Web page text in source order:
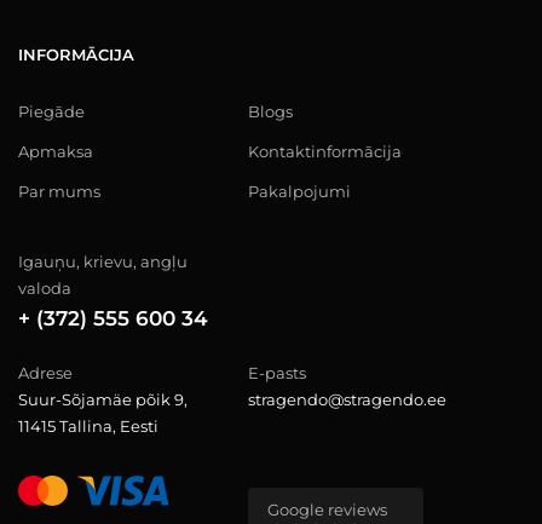
INFORMĀCIJA
Piegāde
Apmaksa
Par mums
Blogs
Kontaktinformācija
Pakalpojumi
Igauņu, krievu, angļu
valoda
+ (372) 555 600 34
Adrese
Suur-Sõjamäe põik 9,
11415 Tallina, Eesti
E-pasts
stragendo@stragendo.ee
Google reviews